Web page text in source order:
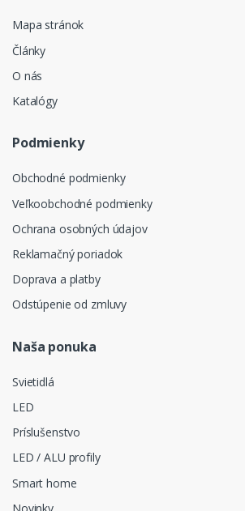
Mapa stránok
Články
O nás
Katalógy
Podmienky
Obchodné podmienky
Veľkoobchodné podmienky
Ochrana osobných údajov
Reklamačný poriadok
Doprava a platby
Odstúpenie od zmluvy
Naša ponuka
Svietidlá
LED
Príslušenstvo
LED / ALU profily
Smart home